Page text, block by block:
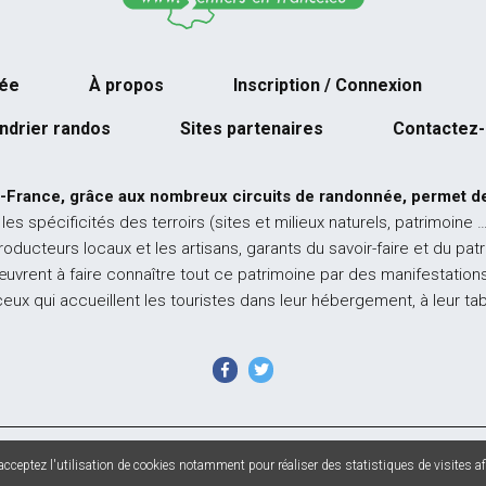
À propos Inscription / Connexion
randos Sites partenaires
grâce aux nombreux circuits de randonnée, permet
les spécificités des terroirs (sites et milieux naturels, patrimoine
locaux et les artisans, garants du savoir-faire et du
à faire connaître tout ce patrimoine par des
qui accueillent les touristes dans leur hébergement, à leur
France - Tous droits réservés - Photos non contractuelles - Mentions
l'utilisation de cookies notamment pour réaliser des statistiques de visites